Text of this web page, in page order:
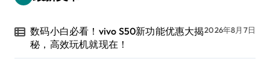
数码小白必看！vivo S50新功能优惠大揭
秘，高效玩机就现在！
2026年8月7日